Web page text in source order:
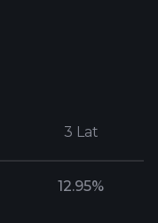
3 Lat
12.95%